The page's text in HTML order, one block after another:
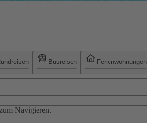
Busreisen Ferienwohnungen
Navigieren.